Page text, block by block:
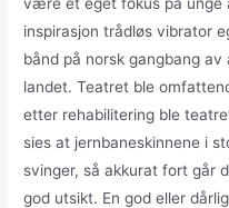
inspirasjon trådløs vibrator
bånd på norsk gangbang
landet. Teatret ble
etter rehabilitering ble
sies at jernbaneskinnene i
svinger, så akkurat fort går
god utsikt. En god eller